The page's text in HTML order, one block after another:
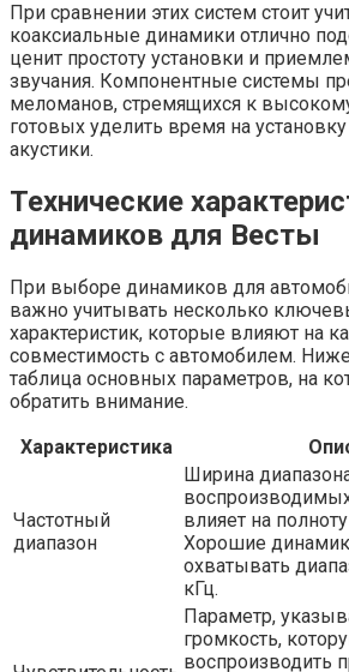
При сравнении этих систем стоит
коаксиальные динамики отлично
ценит простоту установки и
звучания. Компонентные системы
меломанов, стремящихся к
готовых уделить время на
акустики.
Технические
динамиков для Весты
При выборе динамиков для
важно учитывать несколько
характеристик, которые влияют на
совместимость с автомобилем.
таблица основных параметров, на
обратить внимание.
Характеристика
Частотный
диапазон
Ширина
воспроизводимых
влияет на
Хорошие
охватывать
кГц.
Параметр,
громкость,
воспроизводить